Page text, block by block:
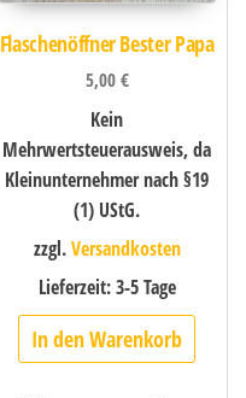
Flaschenöffner Bester Papa
5,00€
Kein
Mehrwertsteuerausweis, da
Kleinunternehmer nach §19
(1) UStG.
zzgl.Versandkosten
Lieferzeit:3-5 Tage
In den Warenkorb